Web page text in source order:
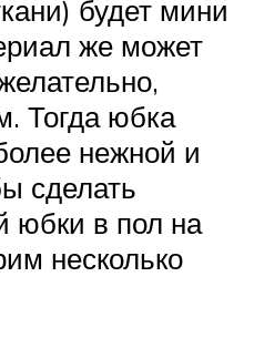
будет мини
же может
Тогда юбка
нежной и
сделать
юбки в пол на
несколько